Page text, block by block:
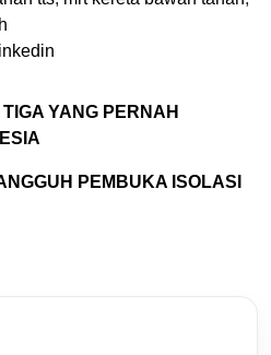
YANG PERNAH
PEMBUKA ISOLASI